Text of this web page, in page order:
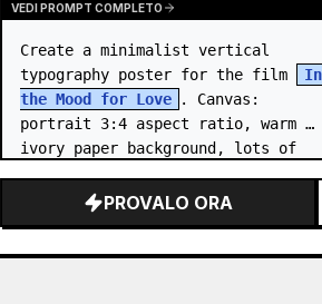
VEDI PROMPT COMPLETO
Create a minimalist vertical
typography poster for the film
In
the Mood for Love
. Canvas:
portrait 3:4 aspect ratio, warm
ivory paper background, lots of
composition. …PROVALO ORA